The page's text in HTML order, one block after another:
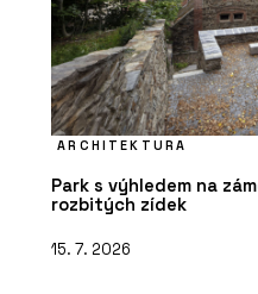
ARCHITEKTURA
Park s výhledem na
rozbitých zídek
15. 7. 2026